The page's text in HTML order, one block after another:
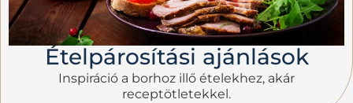
Ételpárosítási ajánlások
Inspiráció a borhoz illő ételekhez, akár
receptötletekkel.